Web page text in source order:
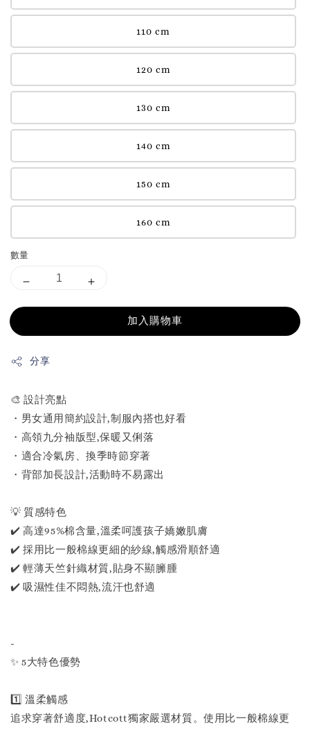
110 cm
120 cm
130 cm
140 cm
150 cm
160 cm
數量
加入購物車
分享
🎨 設計亮點
・男女通用簡約設計,制服內搭也好看
・高領九分袖版型,保暖又俐落
・適合冷氣房、換季時節穿著
・背部加長設計,活動時不易露出
💡 質感特色
✔️ 高達95%棉含量,溫柔呵護孩子嬌嫩肌膚
✔️ 採用比一般棉線更細的紗線,觸感滑順舒適
✔️ 輕薄天竺針織材質,貼身不顯臃腫
✔️ 吸濕性佳不悶熱,流汗也舒適
-
✨ 5大特色優勢
1️⃣ 溫柔觸感
追求穿著舒適度,Hotcott獨家嚴選材質。使用比一般棉線更